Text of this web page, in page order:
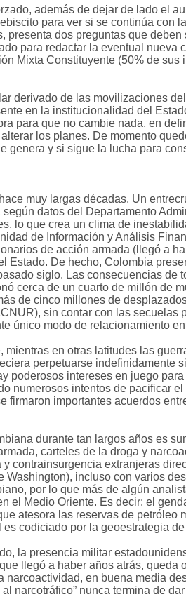
además de dejar de lado el
para ver si se continúa con
presenta dos preguntas que
para redactar la eventual nueva
Mixta Constituyente (50% de
derivado de las movilizaciones
en la institucionalidad del
para que no cambie nada, en
los planes. De momento
genera y si sigue la lucha para
muy largas décadas. Un
datos del Departamento
lo que crea un clima de
de Información y Análisis
de acción armada (llegó a
De hecho, Colombia
siglo. Las consecuencias de
cerca de un cuarto de millón de
de cinco millones de
sin contar con las
único modo de relacionamiento
en otras latitudes las
perpetuarse indefinidamente
poderosos intereses en juego
numerosos intentos de pacificar
firmaron importantes acuerdos
durante tan largos años es
carteles de la droga y
contrainsurgencia extranjeras
incluso con varios
por lo que más de algún
el Medio Oriente. Es decir: el
atesora las reservas de petróleo
codiciado por la geoestrategia
la presencia militar
llegó a haber años atrás, queda
en buena media
narcotráfico” nunca termina de